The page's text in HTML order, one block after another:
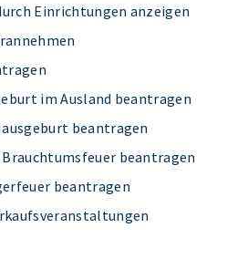
Einrichtungen anzeigen
im Ausland beantragen
beantragen
beantragen
beantragen